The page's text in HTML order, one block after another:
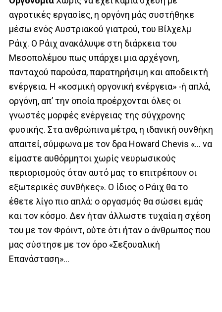
αγροτικές εργασίες, η οργόνη μάς συστήθηκε
μέσω ενός Αυστριακού γιατρού, του Βίλχελμ
Ράιχ. Ο Ράιχ ανακάλυψε στη διάρκεια του
Μεσοπολέμου πως υπάρχει μια αρχέγονη,
πανταχού παρούσα, παρατηρήσιμη και αποδεικτή
ενέργεια. Η «κοσμική οργονική ενέργεια» -ή απλά,
οργόνη, απ’ την οποία προέρχονται όλες οι
γνωστές μορφές ενέργειας της σύγχρονης
φυσικής. Στα ανθρώπινα μέτρα, η ιδανική συνθήκη
απαιτεί, σύμφωνα με τον δρα Howard Chevis «… να
είμαστε αυθόρμητοι χωρίς νευρωσικούς
περιορισμούς όταν αυτό μας το επιτρέπουν οι
εξωτερικές συνθήκες». Ο ίδιος ο Ράιχ θα το
έθετε λίγο πιο απλά: ο οργασμός θα σώσει εμάς
και τον κόσμο. Δεν ήταν άλλωστε τυχαία η σχέση
του με τον Φρόιντ, ούτε ότι ήταν ο άνθρωπος που
μας σύστησε με τον όρο «Σεξουαλική
Επανάσταση»…